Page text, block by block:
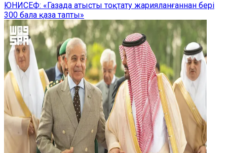
ЮНИСЕФ: «Газада атысты тоқтату жарияланғаннан бері
300 бала қаза тапты»